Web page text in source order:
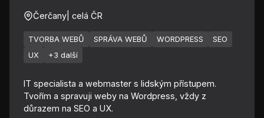
Čerčany | celá ČR
TVORBA WEBŮ SPRÁVA WEBŮ WORDPRESS
SEO
UX
+3 další
IT specialista a webmaster s lidským přístupem.
Tvořím a spravuji weby na Wordpress, vždy z
důrazem na SEO a UX.